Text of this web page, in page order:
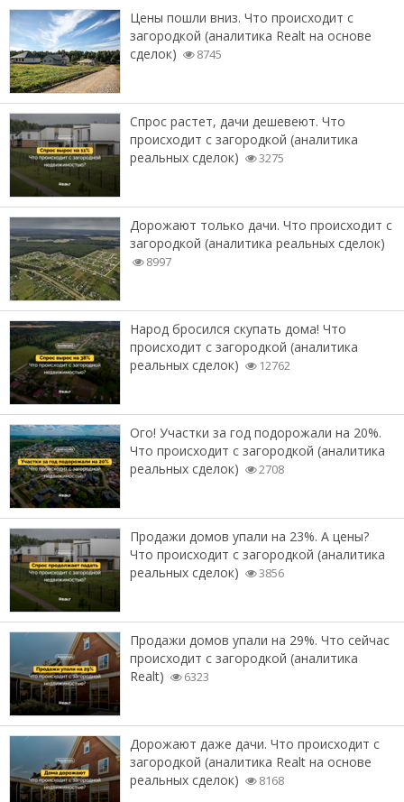
Цены пошли вниз. Что происходит с
загородкой (аналитика Realt на основе
сделок)
8745
Спрос растет, дачи дешевеют. Что
происходит с загородкой (аналитика
реальных сделок)
3275
Дорожают только дачи. Что происходит с
загородкой (аналитика реальных сделок)
8997
Народ бросился скупать дома! Что
происходит с загородкой (аналитика
реальных сделок)
12762
Ого! Участки за год подорожали на 20%.
Что происходит с загородкой (аналитика
реальных сделок)
2708
Продажи домов упали на 23%. А цены?
Что происходит с загородкой (аналитика
реальных сделок)
3856
Продажи домов упали на 29%. Что сейчас
происходит с загородкой (аналитика
Realt)
6323
Дорожают даже дачи. Что происходит с
загородкой (аналитика Realt на основе
реальных сделок)
8168